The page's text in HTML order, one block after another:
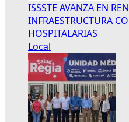
ISSSTE AVANZA EN
INFRAESTRUCTURA
HOSPITALARIAS
Local